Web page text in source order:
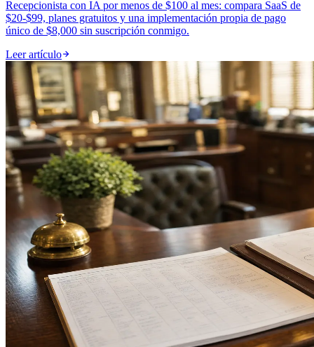
Recepcionista con IA por menos de $100 al mes: compara SaaS de
$20-$99, planes gratuitos y una implementación propia de pago
único de $8,000 sin suscripción conmigo.
Leer artículo